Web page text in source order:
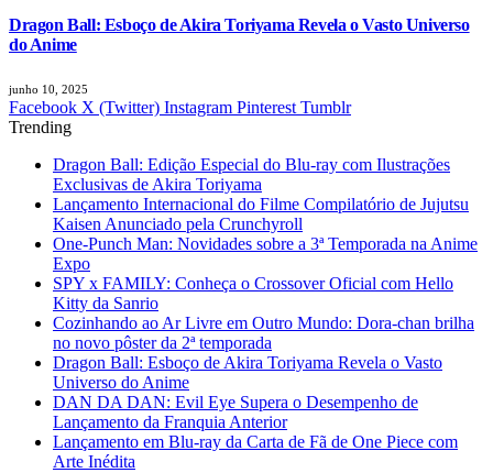
Dragon Ball: Esboço de Akira Toriyama Revela o Vasto Universo
do Anime
junho 10, 2025
Facebook X (Twitter) Instagram Pinterest Tumblr
Trending
Dragon Ball: Edição Especial do Blu-ray com Ilustrações
Exclusivas de Akira Toriyama
Lançamento Internacional do Filme Compilatório de Jujutsu
Kaisen Anunciado pela Crunchyroll
One-Punch Man: Novidades sobre a 3ª Temporada na Anime
Expo
SPY x FAMILY: Conheça o Crossover Oficial com Hello
Kitty da Sanrio
Cozinhando ao Ar Livre em Outro Mundo: Dora-chan brilha
no novo pôster da 2ª temporada
Dragon Ball: Esboço de Akira Toriyama Revela o Vasto
Universo do Anime
DAN DA DAN: Evil Eye Supera o Desempenho de
Lançamento da Franquia Anterior
Lançamento em Blu-ray da Carta de Fã de One Piece com
Arte Inédita